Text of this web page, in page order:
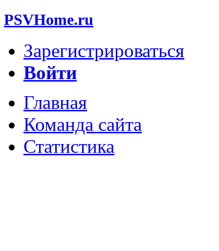
PSVHome.ru
Зарегистрироваться
Войти
Главная
Команда сайта
Статистика